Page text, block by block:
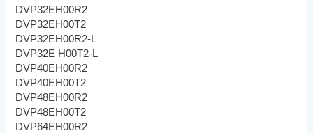
DVP32EH00R2
DVP32EH00T2
DVP32EH00R2-L
DVP32E H00T2-L
DVP40EH00R2
DVP40EH00T2
DVP48EH00R2
DVP48EH00T2
DVP64EH00R2